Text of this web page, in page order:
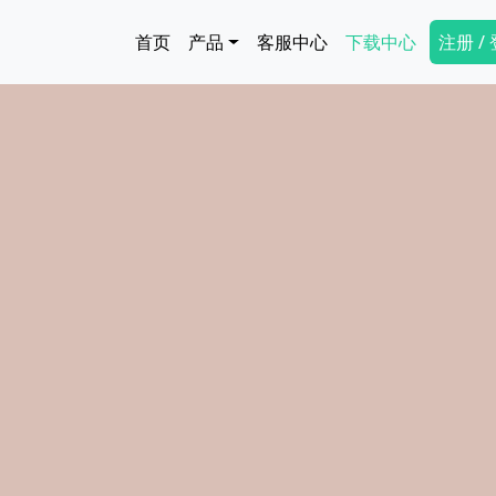
Main navigation
首页 产品 客服中心 下载中心 注册 /